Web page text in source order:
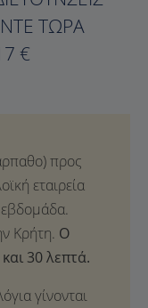
ΤΏΡΑ
€
Ο
30 λεπτά.
γίνονται